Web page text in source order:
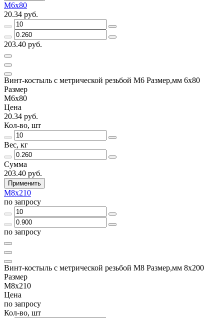
М6х80
20.34 руб.
203.40 руб.
Винт-костыль с метрической резьбой М6 Размер,мм 6х80
Размер
М6х80
Цена
20.34 руб.
Кол-во, шт
Вес, кг
Сумма
203.40 руб.
Применить
М8х210
по запросу
по запросу
Винт-костыль с метрической резьбой М8 Размер,мм 8х200
Размер
М8х210
Цена
по запросу
Кол-во, шт